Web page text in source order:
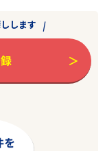
します